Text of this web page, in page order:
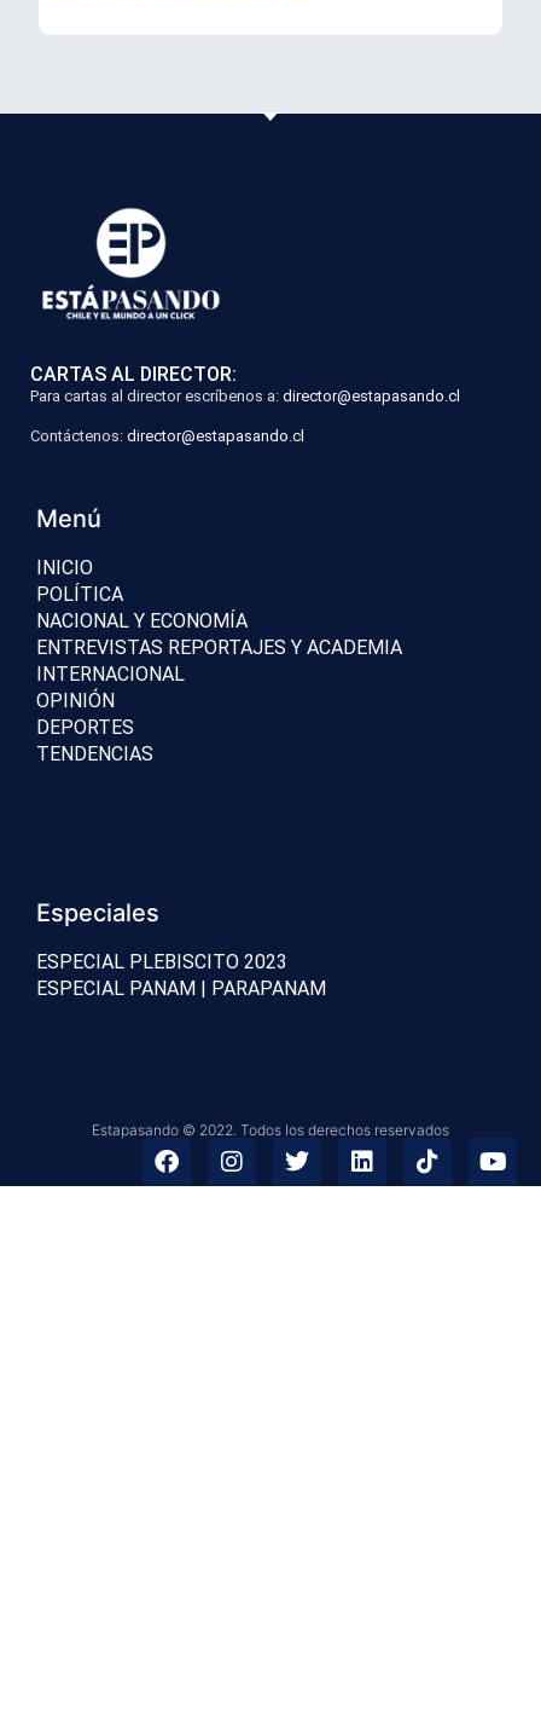
CARTAS AL DIRECTOR:
Para cartas al director escríbenos a: director@estapasando.cl
Contáctenos: director@estapasando.cl
Menú
INICIO
POLÍTICA
NACIONAL Y ECONOMÍA
ENTREVISTAS REPORTAJES Y ACADEMIA
INTERNACIONAL
OPINIÓN
DEPORTES
TENDENCIAS
Especiales
ESPECIAL PLEBISCITO 2023
ESPECIAL PANAM | PARAPANAM
Estapasando © 2022. Todos los derechos reservados